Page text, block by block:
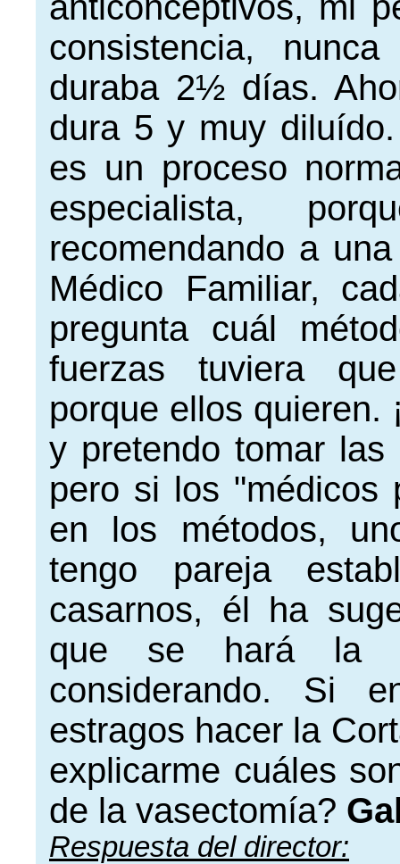
consistencia,
duraba 2½ días.
dura 5 y muy
es un proceso
especialista,
recomendando a
Médico Familiar,
pregunta cuál
fuerzas tuviera
porque ellos quieren.
y pretendo tomar
pero si los "médicos
en los métodos,
tengo pareja
casarnos, él ha
que se hará la
considerando. Si
estragos hacer la
explicarme cuáles
de la vasectomía?
Respuesta del director: